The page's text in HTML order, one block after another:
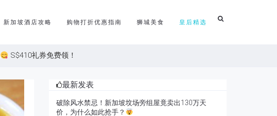
新加坡酒店攻略 购物打折优惠指南 狮城美食 皇后精选
S$410礼券免费领！
最新发表
破除风水禁忌！新加坡坟场旁组屋竟卖出130万天
价，为什么如此抢手？